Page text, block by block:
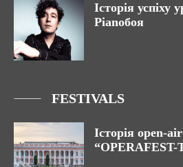
Історія успіху
Pianoбоя
FESTIVALS
Історія open-